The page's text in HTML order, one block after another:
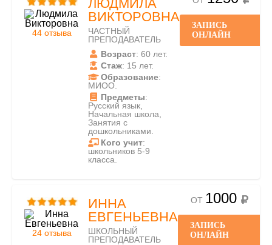
44 отзыва
ЛЮДМИЛА
ВИКТОРОВНА
ЧАСТНЫЙ
ПРЕПОДАВАТЕЛЬ
Возраст: 60 лет.
Стаж: 15 лет.
Образование:
МИОО.
Предметы:
Русский язык,
Начальная школа,
Занятия с
дошкольниками.
Кого учит:
школьников 5-9
класса.
ЗАПИСЬ
ОНЛАЙН
24 отзыва
ИННА
ЕВГЕНЬЕВНА
ШКОЛЬНЫЙ
ПРЕПОДАВАТЕЛЬ
ОТ 1000
ЗАПИСЬ
ОНЛАЙН